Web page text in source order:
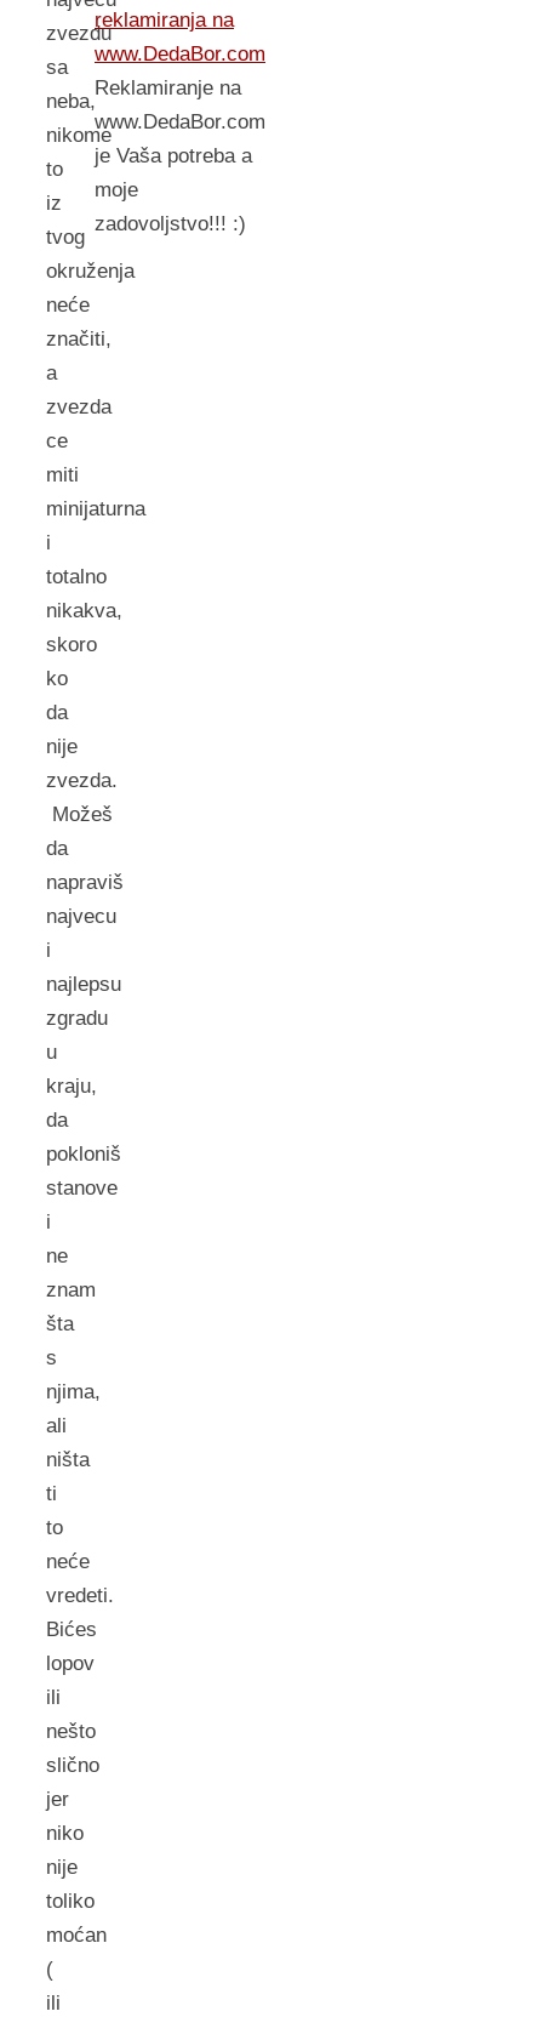
zvezdu
sa
neba,
nikome
to
iz
tvog
okruženja
neće
značiti,
a
zvezda
ce
miti
minijaturna
i
totalno
nikakva,
skoro
ko
da
nije
zvezda.
Možeš
da
napraviš
najvecu
i
najlepsu
zgradu
u
kraju,
da
pokloniš
stanove
i
ne
znam
šta
s
njima,
ali
ništa
ti
to
neće
vredeti.
Bićes
lopov
ili
nešto
slično
jer
niko
nije
toliko
moćan
(
ili
reklamiranja na
www.DedaBor.com
Reklamiranje na
www.DedaBor.com
je Vaša potreba a
moje
zadovoljstvo!!! :)